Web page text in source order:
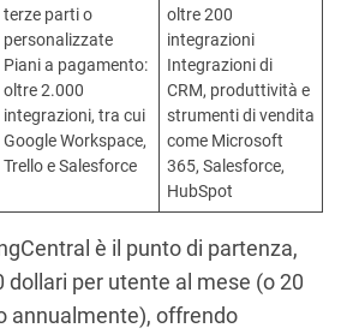
terze parti o
personalizzate
Piani a pagamento:
oltre 2.000
integrazioni, tra cui
Google Workspace,
Trello e Salesforce
oltre 200
integrazioni
Integrazioni di
CRM, produttività e
strumenti di vendita
come Microsoft
365, Salesforce,
HubSpot
è il punto di partenza,
dollari per utente al mese (o 20
annualmente), offrendo